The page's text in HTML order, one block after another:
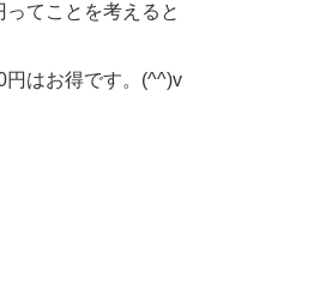
てことを考えると
円はお得です。(^^)v